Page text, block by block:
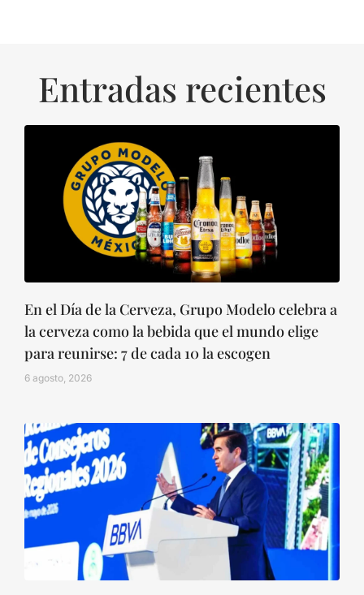
Entradas recientes
En el Día de la Cerveza, Grupo Modelo celebra a
la cerveza como la bebida que el mundo elige
para reunirse: 7 de cada 10 la escogen
6 agosto, 2026